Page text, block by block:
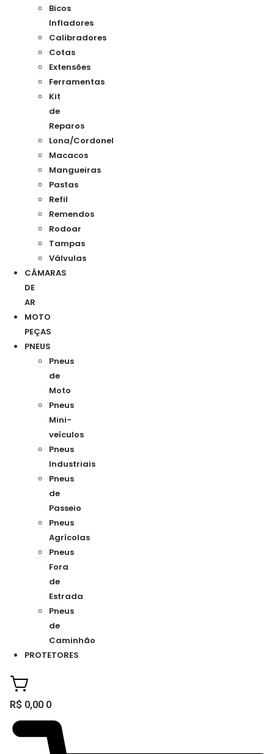
Bicos
Infladores
Calibradores
Cotas
Extensões
Ferramentas
Kit
de
Reparos
Lona/Cordonel
Macacos
Mangueiras
Pastas
Refil
Remendos
Rodoar
Tampas
Válvulas
CÂMARAS
DE
AR
MOTO
PEÇAS
PNEUS
Pneus
de
Moto
Pneus
Mini-
veículos
Pneus
Industriais
Pneus
de
Passeio
Pneus
Agrícolas
Pneus
Fora
de
Estrada
Pneus
de
Caminhão
PROTETORES
R$ 0,00 0